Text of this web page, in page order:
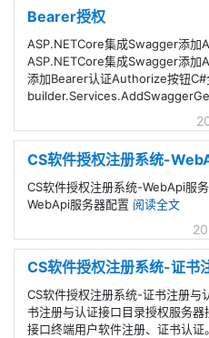
Bearer授权
ASP.NETCore集成Swagger添加
ASP.NETCore集成Swagger添
添加Bearer认证Authorize按钮C#
CS软件授权注册系统-
CS软件授权注册系统-WebApi服
WebApi服务器配置 阅读全文
CS软件授权注册系统-证书
CS软件授权注册系统-证书注册与
书注册与认证接口目录授权服务
接口终端用户软件注册、证书认